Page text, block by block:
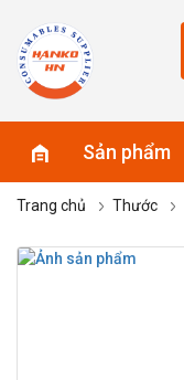
Sản phẩm
Trang chủ Thước